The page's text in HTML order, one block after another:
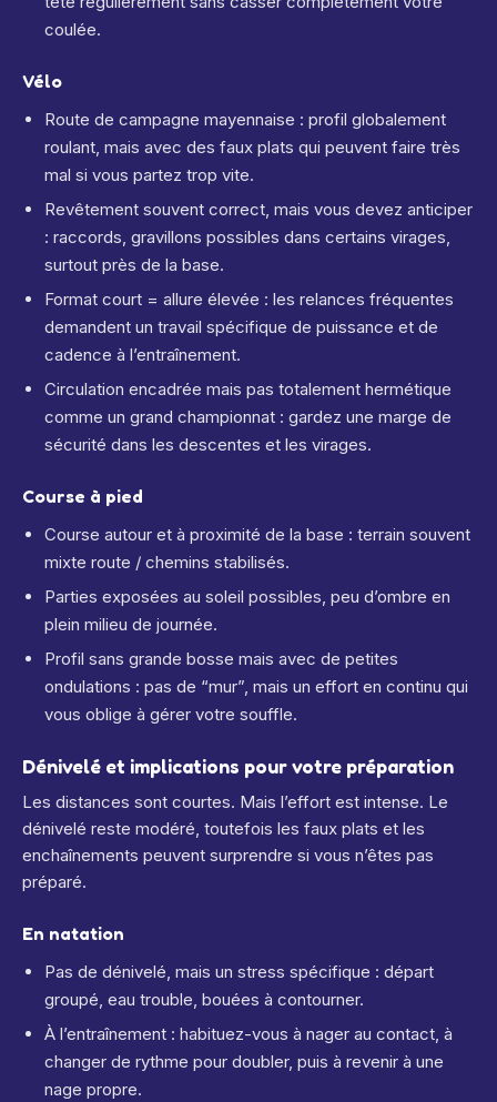
coulée.
Vélo
Route de campagne mayennaise : profil globalement
roulant, mais avec des faux plats qui peuvent faire très
mal si vous partez trop vite.
Revêtement souvent correct, mais vous devez anticiper
: raccords, gravillons possibles dans certains virages,
surtout près de la base.
Format court = allure élevée : les relances fréquentes
demandent un travail spécifique de puissance et de
cadence à l’entraînement.
Circulation encadrée mais pas totalement hermétique
comme un grand championnat : gardez une marge de
sécurité dans les descentes et les virages.
Course à pied
Course autour et à proximité de la base : terrain souvent
mixte route / chemins stabilisés.
Parties exposées au soleil possibles, peu d’ombre en
plein milieu de journée.
Profil sans grande bosse mais avec de petites
ondulations : pas de “mur”, mais un effort en continu qui
vous oblige à gérer votre souffle.
Dénivelé et implications pour votre préparation
Les distances sont courtes. Mais l’effort est intense. Le
dénivelé reste modéré, toutefois les faux plats et les
enchaînements peuvent surprendre si vous n’êtes pas
préparé.
En natation
Pas de dénivelé, mais un stress spécifique : départ
groupé, eau trouble, bouées à contourner.
À l’entraînement : habituez-vous à nager au contact, à
changer de rythme pour doubler, puis à revenir à une
nage propre.